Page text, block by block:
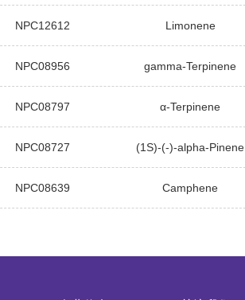
NPC12612 Limonene
NPC08956 gamma-Terpinene
NPC08797 α-Terpinene
NPC08727 (1S)-(-)-alpha-Pinene
NPC08639 Camphene